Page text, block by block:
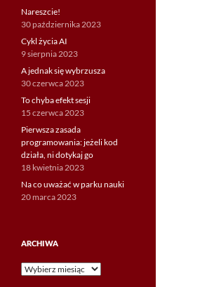
Nareszcie!
30 października 2023
Cykl życia AI
9 sierpnia 2023
A jednak się wybrzusza
30 czerwca 2023
To chyba efekt sesji
15 czerwca 2023
Pierwsza zasada
programowania: jeżeli kod
działa, ni dotykaj go
18 kwietnia 2023
Na co uważać w parku nauki
20 marca 2023
ARCHIWA
Archiwa